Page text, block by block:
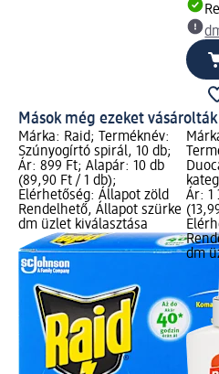
Mások még ezeket vásárolták
Márka: Raid; Terméknév:
Szúnyogírtó spirál, 10 db;
Ár: 899 Ft; Alapár: 10 db
(89,90 Ft / 1 db);
Elérhetőség: Állapot zöld
Rendelhető, Állapot szürke
dm üzlet kiválasztása
Ár: 1
dm